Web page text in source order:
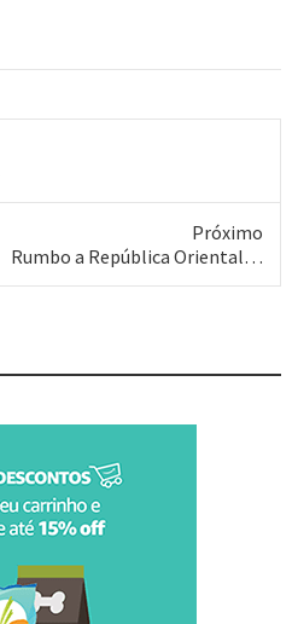
Próximo
Rumbo a República Oriental…